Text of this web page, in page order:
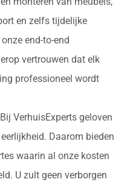
en zelfs tijdelijke
end-to-end
vertrouwen dat elk
professioneel wordt
VerhuisExperts geloven
Daarom bieden
waarin al onze kosten
U zult geen verborgen